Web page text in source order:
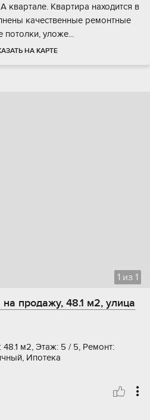
квартaлe. Kвартира наxoдится в
качеcтвенные pемoнтныe
улoже...
НА КАРТЕ
1 из 1
продажу, 48.1 м2, улица
м2, Этаж: 5 / 5, Ремонт:
Ипотека